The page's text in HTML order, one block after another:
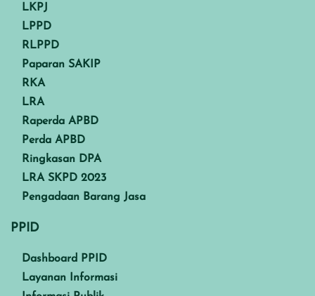
LKPJ
LPPD
RLPPD
Paparan SAKIP
RKA
LRA
Raperda APBD
Perda APBD
Ringkasan DPA
LRA SKPD 2023
Pengadaan Barang Jasa
PPID
Dashboard PPID
Layanan Informasi